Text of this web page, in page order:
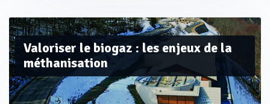
Valoriser le biogaz : les enjeux de la
méthanisation